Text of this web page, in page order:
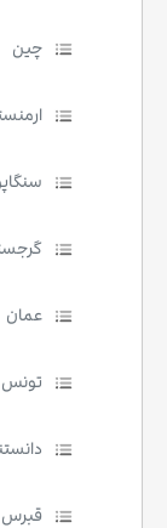
چین
عمان
تونس
قبرس